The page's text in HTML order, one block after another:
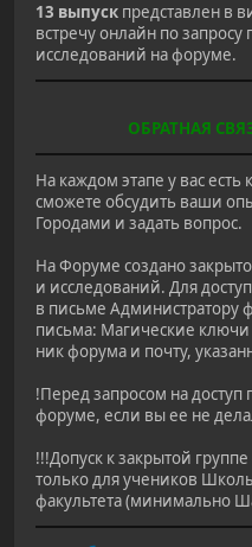
13 выпуск представлен в
встречу онлайн по
исследований на форуме.
ОБРАТНАЯ
На каждом этапе у вас
сможете обсудить ваши
Городами и задать вопрос.
На Форуме создано
и исследований. Для
в письме
письма: Магические
ник форума и почту,
!Перед запросом на
форуме, если вы ее не
!!!Допуск к закрытой
только для учеников
факультета (минимально